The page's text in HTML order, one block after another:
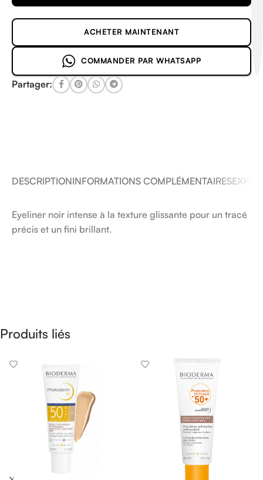
ACHETER MAINTENANT
COMMANDER PAR WHATSAPP
Partager:
DESCRIPTIONINFORMATIONS COMPLÉMENTAIRES
Eyeliner noir intense à la texture glissante pour un tracé
précis et un fini brillant.
Produits liés